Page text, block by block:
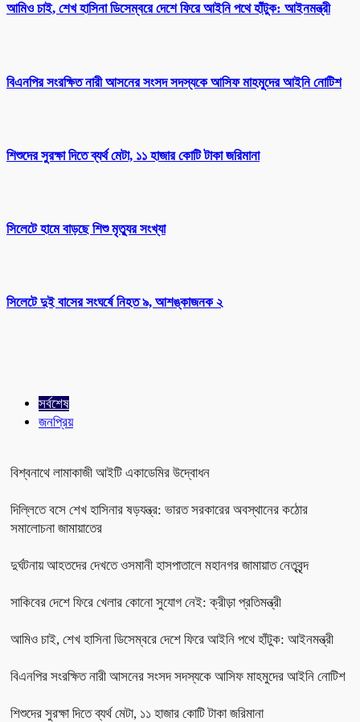
আমিও চাই, শেখ হাসিনা ডিসেম্বরে দেশে ফিরে আইনি পথে হাঁটুক: আইনমন্ত্রী
বিএনপির সংরক্ষিত নারী আসনের সংসদ সদস্যকে আসিফ মাহমুদের আইনি নোটিশ
শিশুদের সুরক্ষা দিতে ব্যর্থ মেটা, ১১ হাজার কোটি টাকা জরিমানা
সিলেটে হামে বাড়ছে শিশু মৃত্যুর সংখ্যা
সিলেটে দুই বাসের সংঘর্ষে নিহত ৯, আশঙ্কাজনক ২
সর্বশেষ
জনপ্রিয়
বিশ্বনাথে লামাকাজী আইটি একাডেমির উদ্বোধন
দিল্লিতে বসে শেখ হাসিনার ষড়যন্ত্র: ভারত সরকারের অবস্থানের কঠোর
সমালোচনা জামায়াতের
দুর্ঘটনায় আহতদের দেখতে ওসমানী হাসপাতালে মহানগর জামায়াত নেতৃবৃন্দ
সাকিবের দেশে ফিরে খেলার কোনো সুযোগ নেই: ক্রীড়া প্রতিমন্ত্রী
আমিও চাই, শেখ হাসিনা ডিসেম্বরে দেশে ফিরে আইনি পথে হাঁটুক: আইনমন্ত্রী
বিএনপির সংরক্ষিত নারী আসনের সংসদ সদস্যকে আসিফ মাহমুদের আইনি নোটিশ
শিশুদের সুরক্ষা দিতে ব্যর্থ মেটা, ১১ হাজার কোটি টাকা জরিমানা